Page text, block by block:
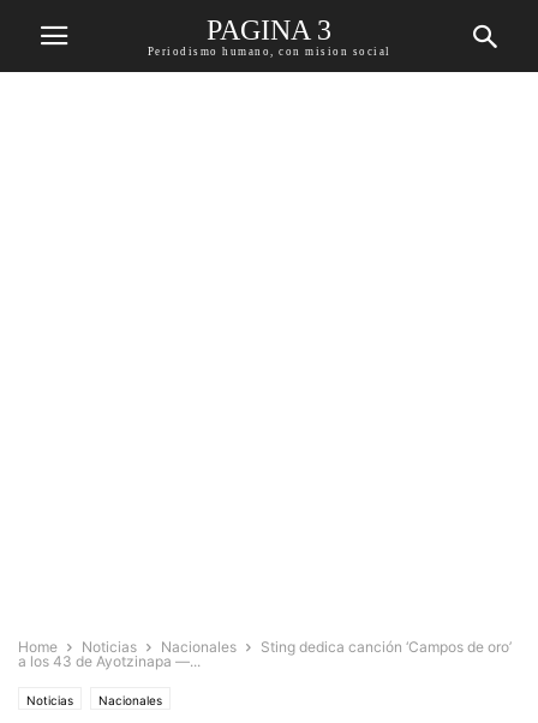
PAGINA 3
Periodismo humano, con mision social
Home Noticias Nacionales
Sting dedica canción ‘Campos de oro’
a los 43 de Ayotzinapa —...
Noticias Nacionales